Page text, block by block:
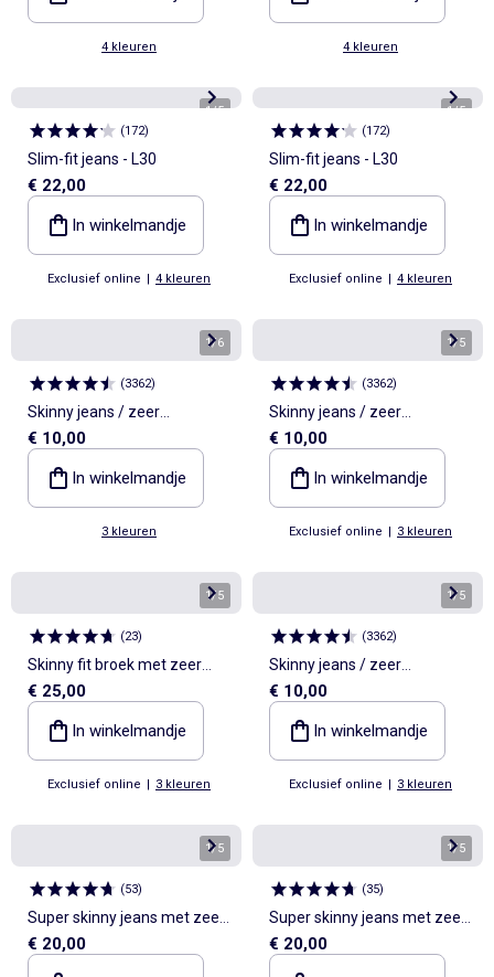
4 kleuren 4 kleuren
1/5
(172)
Slim-fit jeans - L30
€ 22,00
In winkelmandje
Exclusief online | 4 kleuren
1/5
(172)
Slim-fit jeans - L30
€ 22,00
In winkelmandje
Exclusief online | 4 kleuren
1/6
(3362)
Skinny jeans / zeer
nauwsluitend model
€ 10,00
In winkelmandje
3 kleuren
1/5
(3362)
Skinny jeans / zeer
nauwsluitend model
€ 10,00
In winkelmandje
Exclusief online | 3 kleuren
1/5
(23)
Skinny fit broek met zeer
hoge taille - L28
€ 25,00
In winkelmandje
Exclusief online | 3 kleuren
1/5
(3362)
Skinny jeans / zeer
nauwsluitend model
€ 10,00
In winkelmandje
Exclusief online | 3 kleuren
1/5
(53)
Super skinny jeans met zeer
hoge taille - L28
€ 20,00
1/5
(35)
Super skinny jeans met zeer
hoge taille - L34
€ 20,00